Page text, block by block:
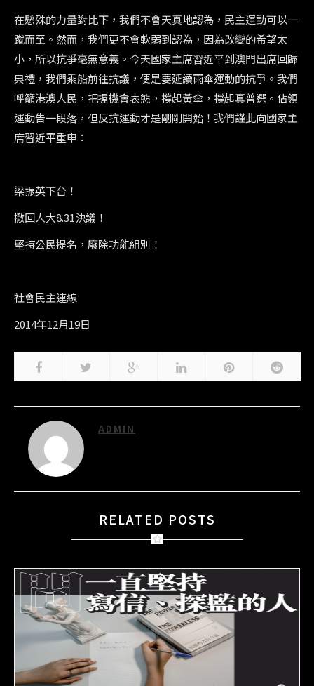
在懸殊的力量對比下，我們不會天真地認為，民主運動可以一
蹴而至。然而，我們更不會軟弱到認為，因為改變的希望太
小，所以抗爭毫無意義。今天國家主席習近平到澳門出席回歸
典禮，我們乘船前往抗議，便是要延續雨傘運動的抗爭。我們
呼籲港澳人民，把握機會表態，撐起黃傘，撐起真普選。佔領
運動告一段落，但反抗運動才是剛剛開始！我們謹此向國家主
席習近平重申：
梁振英下台！
撤回人大8.31決議！
堅持公民提名，廢除功能組別！
社會民主連線
2014年12月19日
ADMIN
RELATED POSTS